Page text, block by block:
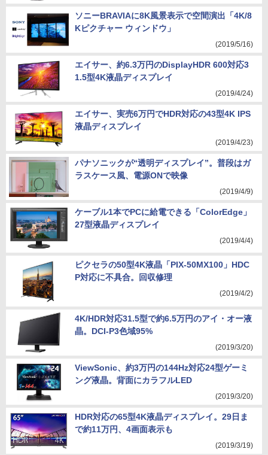
ソニーBRAVIAに8K風景表示で空間演出「4K/8
Kピクチャー ウィンドウ」
(2019/5/16)
エイサー、約6.3万円のDisplayHDR 600対応3
1.5型4K液晶ディスプレイ
(2019/4/24)
エイサー、実売6万円でHDR対応の43型4K IPS
液晶ディスプレイ
(2019/4/23)
パナソニックが“透明ディスプレイ”。普段はガ
ラスケース風、電源ONで映像
(2019/4/9)
ケーブル1本でPCに給電できる「ColorEdge」
27型液晶ディスプレイ
(2019/4/4)
ピクセラの50型4K液晶「PIX-50MX100」HDC
P対応に不具合。回収修理
(2019/4/2)
4K/HDR対応31.5型で約6.5万円のアイ・オー液
晶。DCI-P3色域95%
(2019/3/20)
ViewSonic、約3万円の144Hz対応24型ゲーミ
ング液晶。背面にカラフルLED
(2019/3/20)
HDR対応の65型4K液晶ディスプレイ。29日ま
で約11万円、4画面表示も
(2019/3/19)